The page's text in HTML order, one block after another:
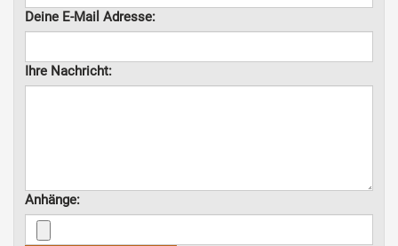
Deine E-Mail Adresse:
Ihre Nachricht:
Anhänge: